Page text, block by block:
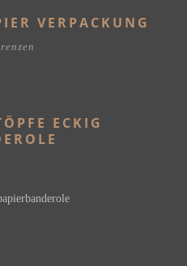
VERPACKUNG
ECKIG